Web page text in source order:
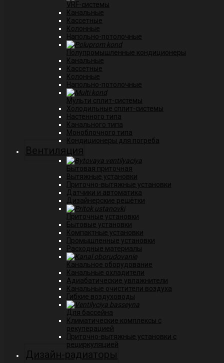
VRF-системы
Канальные
Касcетные
Колонные
Напольно-потолочные
Полупромышленные кондиционеры
Канальные
Кассетные
Колонные
Напольно-потолочные
Мульти сплит-системы
Холодильные сплит-системы
Настенного типа
Канального типа
Моноблочного типа
Кондиционеры для погреба
Вентиляция
Бытовая приточная
Вытяжные установки
Приточно-вытяжные установки
Датчики и автоматика
Дизайнерские решётки
Приточные установки
Бытовые установки
Компактные установки
Промышленные установки
Расходные материалы
Канальное оборудование
Канальные охладители
Адиабатические увлажнители
Канальные очистители воздуха
Гибкие воздуховоды
Для бассейна
Климатические комплексы с
рекуперацией
Приточно-вытяжные установки с
рециркуляцией
Дизайн-радиаторы